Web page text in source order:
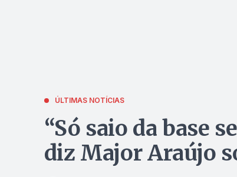
ÚLTIMAS NOTÍCIAS
“Só saio da base
diz Major Araújo